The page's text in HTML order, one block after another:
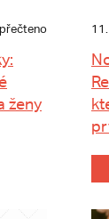
přečteno
ženy